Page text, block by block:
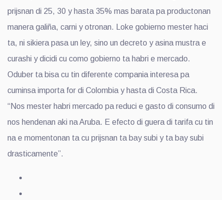
prijsnan di 25, 30 y hasta 35% mas barata pa productonan
manera galiña, carni y otronan. Loke gobierno mester haci
ta, ni sikiera pasa un ley, sino un decreto y asina mustra e
curashi y dicidi cu como gobierno ta habri e mercado.
Oduber ta bisa cu tin diferente compania interesa pa
cuminsa importa for di Colombia y hasta di Costa Rica.
“Nos mester habri mercado pa reduci e gasto di consumo di
nos hendenan aki na Aruba. E efecto di guera di tarifa cu tin
na e momentonan ta cu prijsnan ta bay subi y ta bay subi
drasticamente”.